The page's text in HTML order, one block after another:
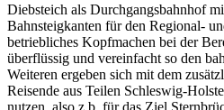
Diebsteich als Durchgangsbahnhof
Bahnsteigkanten für den Regional-
betriebliches Kopfmachen bei der
überflüssig und vereinfacht so den
Weiteren ergeben sich mit dem
Reisende aus Teilen Schleswig-
nutzen, also z.b. für das Ziel